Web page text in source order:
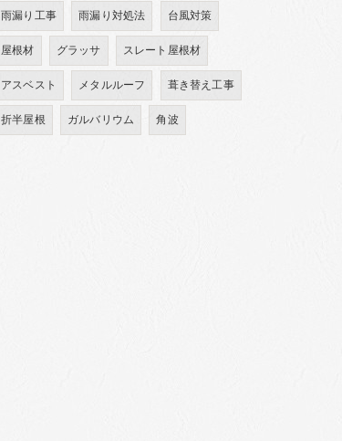
雨漏り工事
雨漏り対処法
台風対策
屋根材
グラッサ
スレート屋根材
アスベスト
メタルルーフ
葺き替え工事
折半屋根
ガルバリウム 角波